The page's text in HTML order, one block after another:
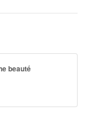
beauté